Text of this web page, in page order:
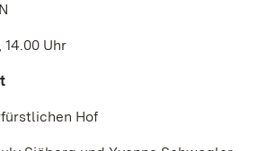
14.00 Uhr
Hof